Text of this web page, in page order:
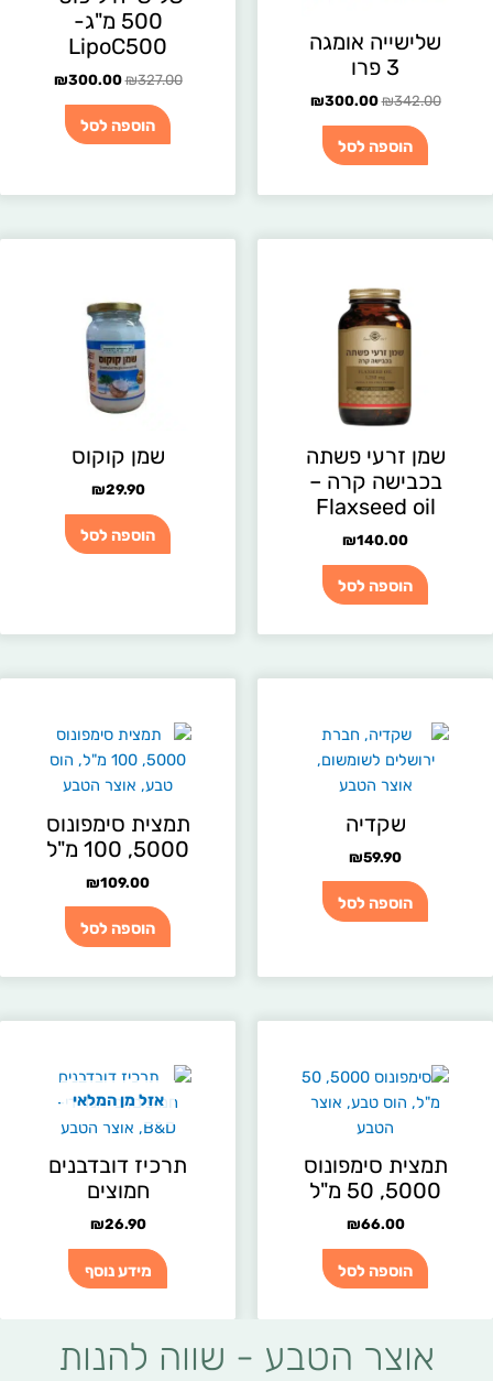
שלישייה אומגה
3 פרו
₪342.00
₪300.00
הוספה לסל
500 מ"ג-
LipoC500
₪327.00
₪300.00
הוספה לסל
שמן זרעי פשתה
בכבישה קרה –
Flaxseed oil
₪140.00
הוספה לסל
שמן קוקוס
₪29.90
הוספה לסל
שקדיה
₪59.90
הוספה לסל
תמצית סימפונוס
5000, 100 מ"ל
₪109.00
הוספה לסל
תמצית סימפונוס
5000, 50 מ"ל
₪66.00
הוספה לסל
אזל מן המלאי
תרכיז דובדבנים
חמוצים
₪26.90
מידע נוסף
אוצר הטבע - שווה להנות